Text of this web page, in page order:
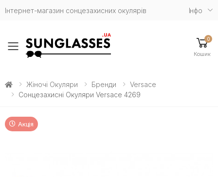
Інтернет-магазин сонцезахисних окулярів Iнфо
Toggle mobile menu
0
Кошик
Жіночі Окуляри Бренди
Versace
Сонцезахисні Окуляри Versace 4269
Акція